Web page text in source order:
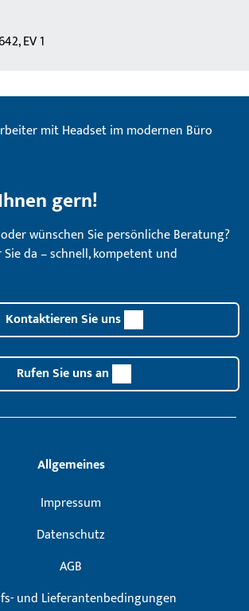
EV 1
gern!
wünschen Sie persönliche Beratung?
da – schnell, kompetent und
Kontaktieren Sie uns
Rufen Sie uns an
Allgemeines
Impressum
Datenschutz
AGB
und Lieferantenbedingungen